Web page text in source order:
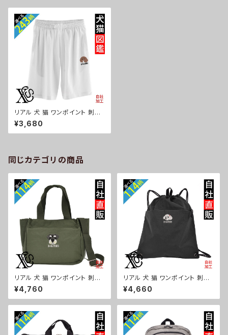
リアル 犬 猫 ワンポイント 刺繍
オリジナル 4.4オンス ドライ ハ
ーフパンツ メンズ ショートパン
ツ スポーツウェア レディース キ
ュナウザー パグ フレンチブルド
ッグ X-CLOTHES 猫図鑑 犬図
鑑 ori-a-pat4-g10-s
¥3,680
同じカテゴリの商品
リアル 犬 猫 ワンポイント 刺繍
トート ショルダーバッグ カジュ
アル 軽量 レディース メンズ 雑
貨 グッズ 自社ブランド 柄 ギフト
ザー パグ ビションフリーゼ ori-
a-bg181-b10-s
¥4,760
リアル 犬 猫 ワンポイント 刺繍
撥水 ナイロン ナップサック メン
ズ 大容量 ジム サブバッグ レデ
ィース 雑貨 グッズ 自社ブランド
シュナウザー パグ ビションフリ
ーゼ ori-a-bg180-b10-s
¥4,660